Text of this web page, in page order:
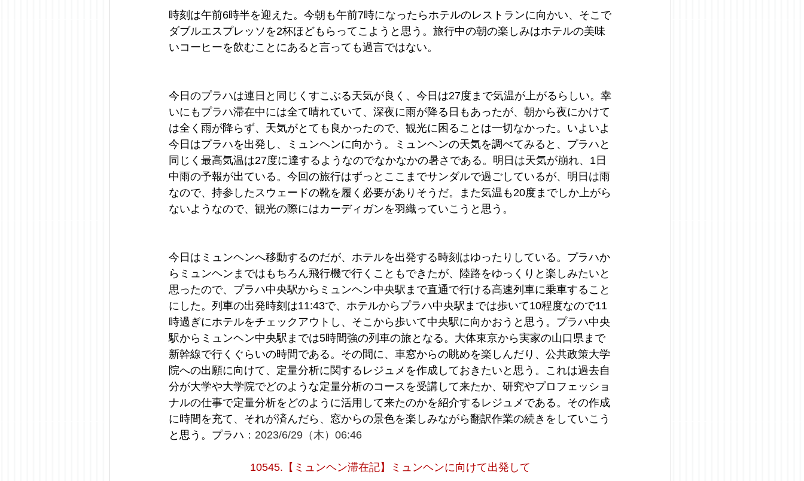
時刻は午前6時半を迎えた。今朝も午前7時になったらホテルのレストランに向かい、そこで
ダブルエスプレッソを2杯ほどもらってこようと思う。旅行中の朝の楽しみはホテルの美味
いコーヒーを飲むことにあると言っても過言ではない。
今日のプラハは連日と同じくすこぶる天気が良く、今日は27度まで気温が上がるらしい。幸
いにもプラハ滞在中には全て晴れていて、深夜に雨が降る日もあったが、朝から夜にかけて
は全く雨が降らず、天気がとても良かったので、観光に困ることは一切なかった。いよいよ
今日はプラハを出発し、ミュンヘンに向かう。ミュンヘンの天気を調べてみると、プラハと
同じく最高気温は27度に達するようなのでなかなかの暑さである。明日は天気が崩れ、1日
中雨の予報が出ている。今回の旅行はずっとここまでサンダルで過ごしているが、明日は雨
なので、持参したスウェードの靴を履く必要がありそうだ。また気温も20度までしか上がら
ないようなので、観光の際にはカーディガンを羽織っていこうと思う。
今日はミュンヘンへ移動するのだが、ホテルを出発する時刻はゆったりしている。プラハか
らミュンヘンまではもちろん飛行機で行くこともできたが、陸路をゆっくりと楽しみたいと
思ったので、プラハ中央駅からミュンヘン中央駅まで直通で行ける高速列車に乗車すること
にした。列車の出発時刻は11:43で、ホテルからプラハ中央駅までは歩いて10程度なので11
時過ぎにホテルをチェックアウトし、そこから歩いて中央駅に向かおうと思う。プラハ中央
駅からミュンヘン中央駅までは5時間強の列車の旅となる。大体東京から実家の山口県まで
新幹線で行くぐらいの時間である。その間に、車窓からの眺めを楽しんだり、公共政策大学
院への出願に向けて、定量分析に関するレジュメを作成しておきたいと思う。これは過去自
分が大学や大学院でどのような定量分析のコースを受講して来たか、研究やプロフェッショ
ナルの仕事で定量分析をどのように活用して来たのかを紹介するレジュメである。その作成
に時間を充て、それが済んだら、窓からの景色を楽しみながら翻訳作業の続きをしていこう
と思う。プラハ ：2023/6/29（木）06:46
10545.【ミュンヘン滞在記】ミュンヘンに向けて出発して